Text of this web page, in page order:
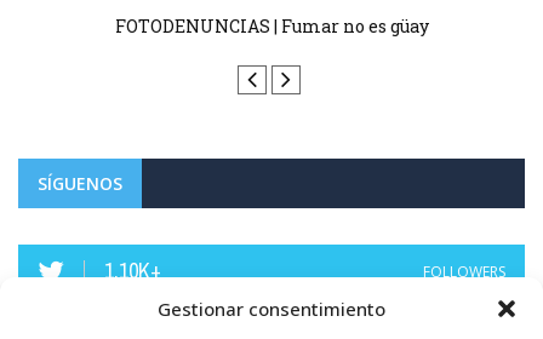
Gestionar consentimiento
FOTODENUNCIAS | Fumar no es güay
SÍGUENOS
1.10K+ FOLLOWERS